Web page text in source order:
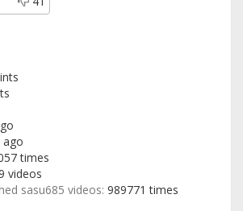
ago
times
videos
sasu685 videos: 989771 times